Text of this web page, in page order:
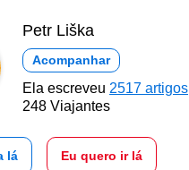
Petr Liška
Acompanhar
Ela escreveu 2517 artigos
248 Viajantes
lá Eu quero ir lá